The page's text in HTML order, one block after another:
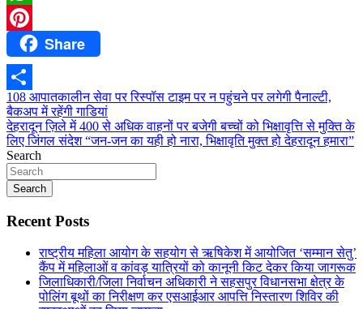
WhatsApp
PinterestShare
Share
Post
navigation
108 आपातकालीन सेवा पर रिस्पॉस टाइम पर न पहुंचने पर लगेगी पैनाल्टी,
बैकअप में रहेंगी गाडियां
देहरादून ज़िले में 400 से अधिक वाहनों पर बजेगी बच्चों को भिक्षावृत्ति से मुक्ति के
लिए जिंगल संदेश “जन-जन का यही हो नारा, भिक्षावृति मुक्त हो देहरादून हमारा”
Search
Search
Recent Posts
राष्ट्रीय महिला आयोग के सहयोग से ऋषिकेश में आयोजित ‘सम्मान सेतु’
कैंप में महिलाओं व कांवड़ यात्रियों को कानूनी किट देकर किया जागरूक
जिलाधिकारी/जिला निर्वाचन अधिकारी ने सहसपुर विधानसभा क्षेत्र के
पोलिंग बूथों का निरीक्षण कर एसआईआर आपत्ति निस्तारण शिविर की